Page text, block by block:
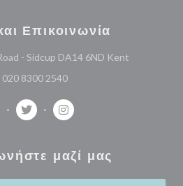
Επικοινωνία
- Sidcup DA14 6ND Kent
020 8300 2540
((ανοίγει σε νέο παράθυρο))
Twitter ((ανοίγει σε νέο
Instagram ((ανοίγει σε
μαζί μας